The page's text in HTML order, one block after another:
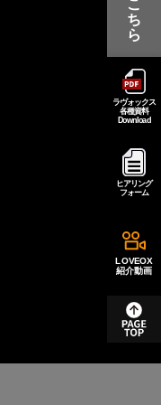
こ
ち
ら
ラヴォックス
各種資料
Download
ヒアリング
フォーム
LOVEOX
紹介動画